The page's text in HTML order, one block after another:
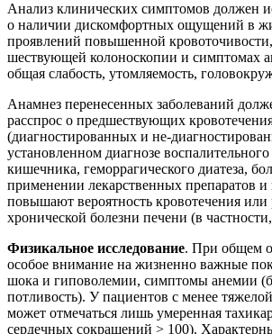
Анализ клинических симптомов должен
о наличии дискомфортных ощущений в
проявлений повышенной кровоточивости,
шествующей колоноскопии и симптомах
общая слабость, утомляемость,
Анамнез перенесенных заболеваний
расспрос о предшествующих
(диагностированных и не-
установленном диагнозе воспалительного
кишечника, геморрагического диатеза,
применении лекарственных препаратов и
повышают вероятность кровотечения или
хронической болезни печени (в
Физикальное исследование. При общем
особое внимание на жизненно важные
шока и гиповолемии, симптомы анемии
потливость). У пациентов с менее
может отмечаться лишь умеренная
сердечных сокращений > 100).